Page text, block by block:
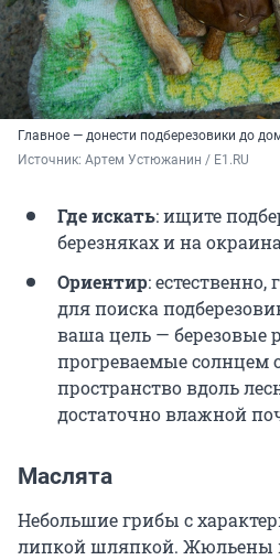
Главное — донести подберезовики до
Источник: Артем Устюжанин / E1.RU
Где искать: ищите
березняках и на
Ориентир:
для поиска
ваша цель — березовые
прогреваемые
пространство вдоль
достаточно влажной
Маслята
Небольшие грибы с
липкой шляпкой. Жюльены